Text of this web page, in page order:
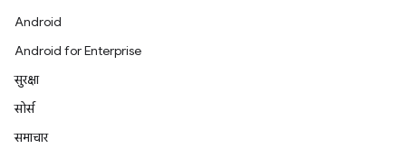
Android
Android for Enterprise
सुरक्षा
सोर्स
समाचार